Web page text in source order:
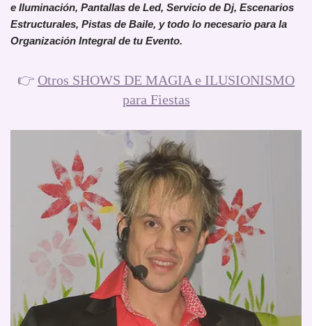
e Iluminación, Pantallas de Led, Servicio de Dj, Escenarios
Estructurales, Pistas de Baile, y todo lo necesario para la
Organización Integral de tu Evento.
👉 Otros SHOWS DE MAGIA e ILUSIONISMO
para Fiestas